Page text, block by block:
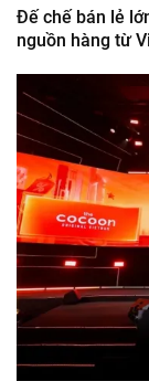
Đế chế bán lẻ
nguồn hàng từ